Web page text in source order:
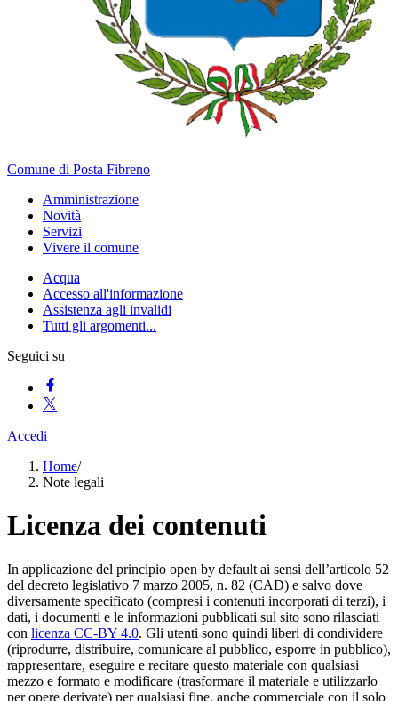
Comune di Posta Fibreno
Amministrazione
Novità
Servizi
Vivere il comune
Acqua
Accesso all'informazione
Assistenza agli invalidi
Tutti gli argomenti...
Seguici su
Accedi
Home/
Note legali
Licenza dei contenuti
In applicazione del principio open by default ai sensi dell’articolo 52
del decreto legislativo 7 marzo 2005, n. 82 (CAD) e salvo dove
diversamente specificato (compresi i contenuti incorporati di terzi), i
dati, i documenti e le informazioni pubblicati sul sito sono rilasciati
con licenza CC-BY 4.0. Gli utenti sono quindi liberi di condividere
(riprodurre, distribuire, comunicare al pubblico, esporre in pubblico),
rappresentare, eseguire e recitare questo materiale con qualsiasi
mezzo e formato e modificare (trasformare il materiale e utilizzarlo
per opere derivate) per qualsiasi fine, anche commerciale con il solo